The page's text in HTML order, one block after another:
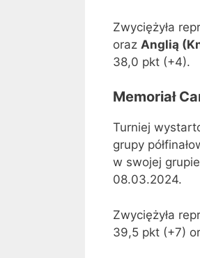
Zwyciężyła
oraz Anglią
38,0 pkt (+4).
Memoriał
Turniej
grupy
w swojej
08.03.2024.
Zwyciężyła
39,5 pkt (+7)